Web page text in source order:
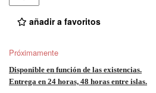
añadir a favoritos
Próximamente
Disponible en función de las existencias.
Entrega en 24 horas, 48 horas entre islas.